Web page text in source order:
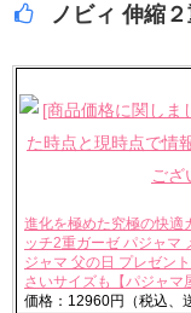
ノビィ 伸縮
進化を極めた究極の快適
ッチ2重ガーゼ パジャマ
ジャマ 父の日 プレゼン
さいサイズも【パジャマ
価格：12960円（税込、